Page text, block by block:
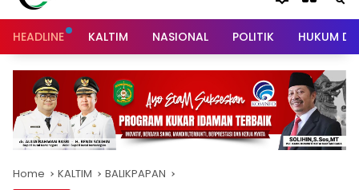
HEADLINE KALTIM NASIONAL POLITIK HUKUM
Home KALTIM BALIKPAPAN